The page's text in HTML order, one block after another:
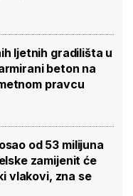
ljetnih gradilišta u
beton na
pravcu
od 53 milijuna
zamijenit će
vlakovi, zna se